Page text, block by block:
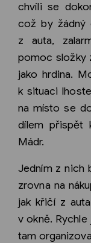
chvíli se
což by žádný
z auta,
pomoc složky
jako hrdina.
k situaci
na místo se
dílem přispět
Mádr.
Jedním z nich
zrovna na
jak křičí z
v okně.
tam